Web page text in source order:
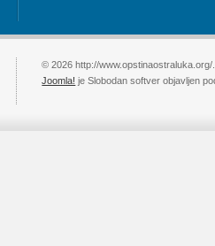
© 2026 http://
Joomla! je Slobodan softver objavljen